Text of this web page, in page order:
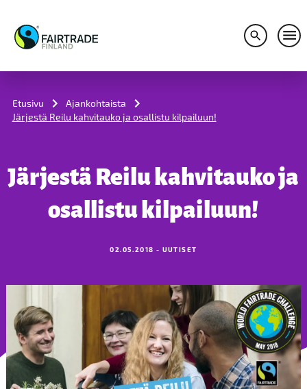
Avaa
Etusivu
Ajankohtaista
Järjestä Reilu kahvitauko ja osallistu kilpailuun!
Järjestä Reilu kahvitauko ja
osallistu kilpailuun!
02.05.2018 - UUTISET